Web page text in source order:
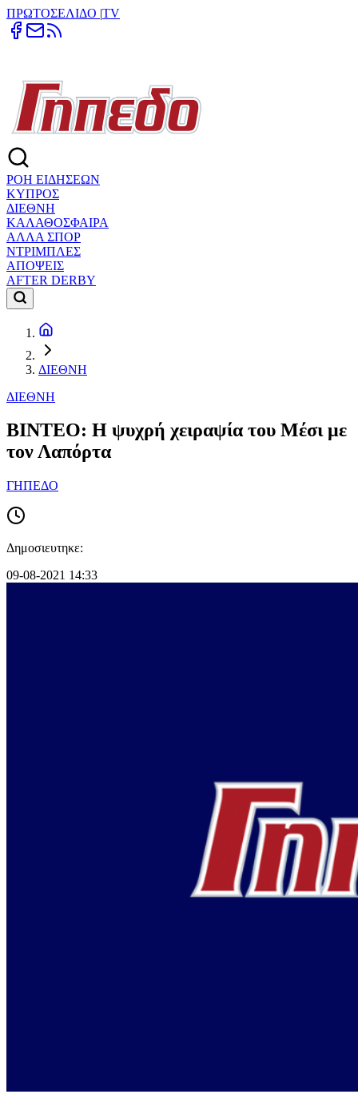
ΠΡΩΤΟΣΕΛΙΔΟ |TV
ΡΟΗ ΕΙΔΗΣΕΩΝ
ΚΥΠΡΟΣ
ΔΙΕΘΝΗ
ΚΑΛΑΘΟΣΦΑΙΡΑ
ΑΛΛΑ ΣΠΟΡ
ΝΤΡΙΜΠΛΕΣ
ΑΠΟΨΕΙΣ
AFTER DERBY
ΔΙΕΘΝΗ
ΔΙΕΘΝΗ
ΒΙΝΤΕΟ: Η ψυχρή χειραψία του Μέσι με
τον Λαπόρτα
ΓΗΠΕΔΟ
Δημοσιευτηκε:
09-08-2021 14:33